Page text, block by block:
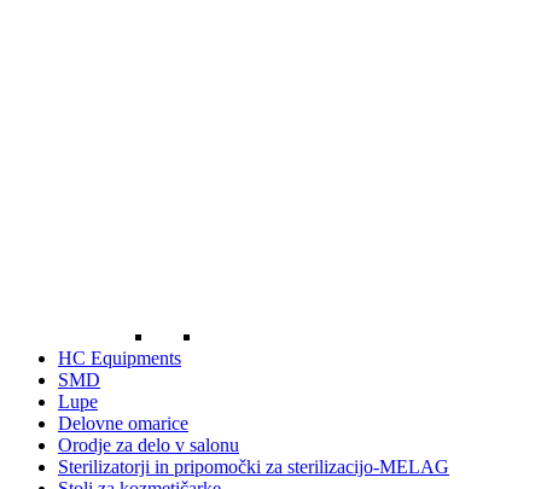
HC Equipments
SMD
Lupe
Delovne omarice
Orodje za delo v salonu
Sterilizatorji in pripomočki za sterilizacijo-MELAG